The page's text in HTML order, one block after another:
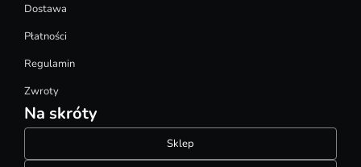
Dostawa
Płatności
Regulamin
Zwroty
Na skróty
Sklep